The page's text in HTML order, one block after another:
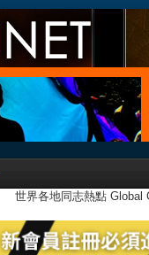
世界各地同志熱點